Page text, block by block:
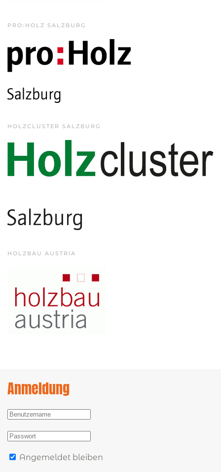
PRO:HOLZ SALZBURG
HOLZCLUSTER SALZBURG
HOLZBAU AUSTRIA
Anmeldung
Angemeldet bleiben